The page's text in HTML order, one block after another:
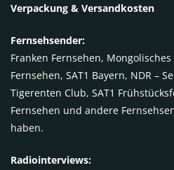
Verpackung & Versandkosten
Fernsehsender:
Franken Fernsehen,
Fernsehen, SAT1 Bayern, NDR –
Tigerenten Club, SAT1
Fernsehen und andere
haben.
Radiointerviews: